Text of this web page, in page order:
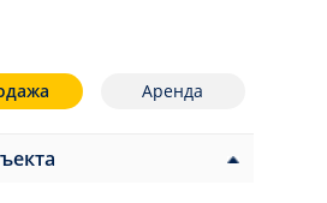
Аренда